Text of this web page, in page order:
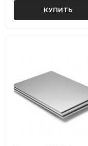
КУПИТЬ